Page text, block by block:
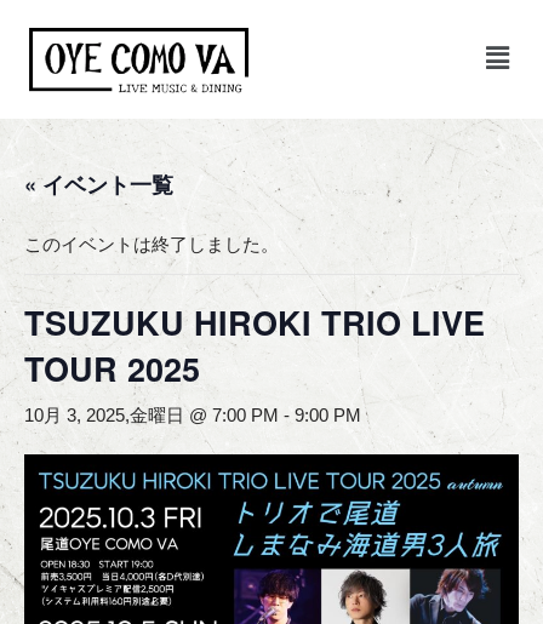
ン
テ
ツ
ス
ッ
プ
« イベント一覧
このイベントは終了しました。
TSUZUKU HIROKI TRIO LIVE
TOUR 2025
10月 3, 2025,金曜日 @ 7:00 PM - 9:00 PM